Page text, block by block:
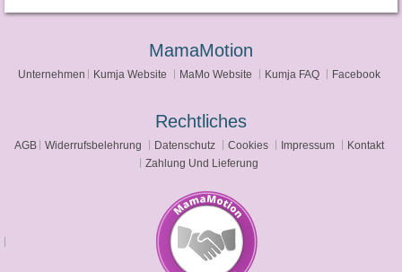
MamaMotion
Unternehmen Kumja Website MaMo Website Kumja FAQ Facebook
Rechtliches
AGB Widerrufsbelehrung Datenschutz Cookies Impressum
Kontakt
Zahlung Und Lieferung